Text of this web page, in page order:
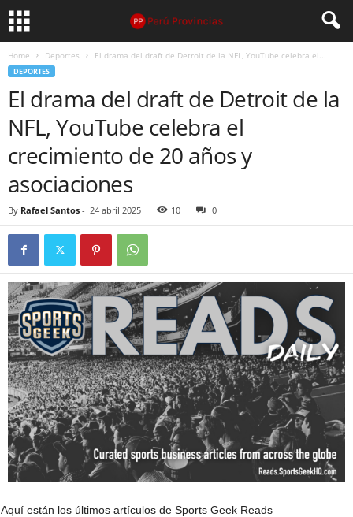
Home Deportes El drama del draft de Detroit de la NFL, YouTube celebra el...
DEPORTES
El drama del draft de Detroit de la
NFL, YouTube celebra el
crecimiento de 20 años y
asociaciones
By Rafael Santos - 24 abril 2025 10 0
Aquí están los últimos artículos de Sports Geek Reads